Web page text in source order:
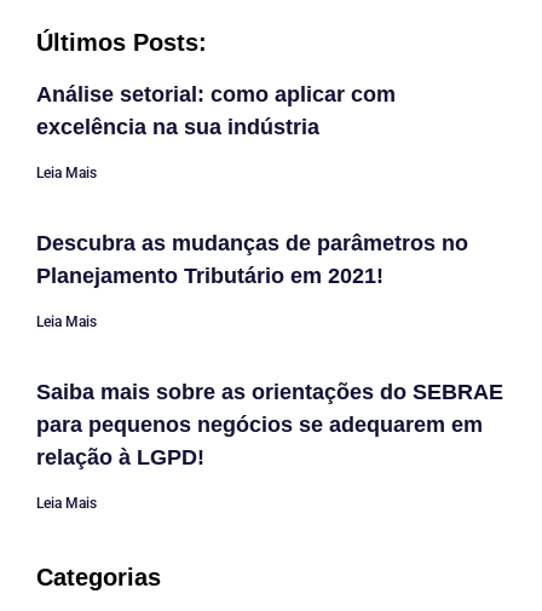
Últimos Posts:
Análise setorial: como aplicar com
excelência na sua indústria
Leia Mais
Descubra as mudanças de parâmetros no
Planejamento Tributário em 2021!
Leia Mais
Saiba mais sobre as orientações do SEBRAE
para pequenos negócios se adequarem em
relação à LGPD!
Leia Mais
Categorias